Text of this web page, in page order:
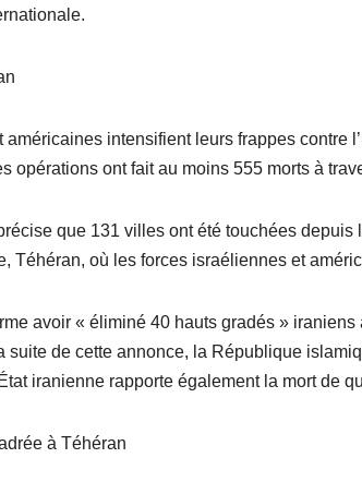
américaines intensifient leurs frappes contre
opérations ont fait au moins 555 morts à
que 131 villes ont été touchées
Téhéran, où les forces israéliennes et
avoir « éliminé 40 hauts gradés »
suite de cette annonce, la République
iranienne rapporte également la mort de
à Téhéran